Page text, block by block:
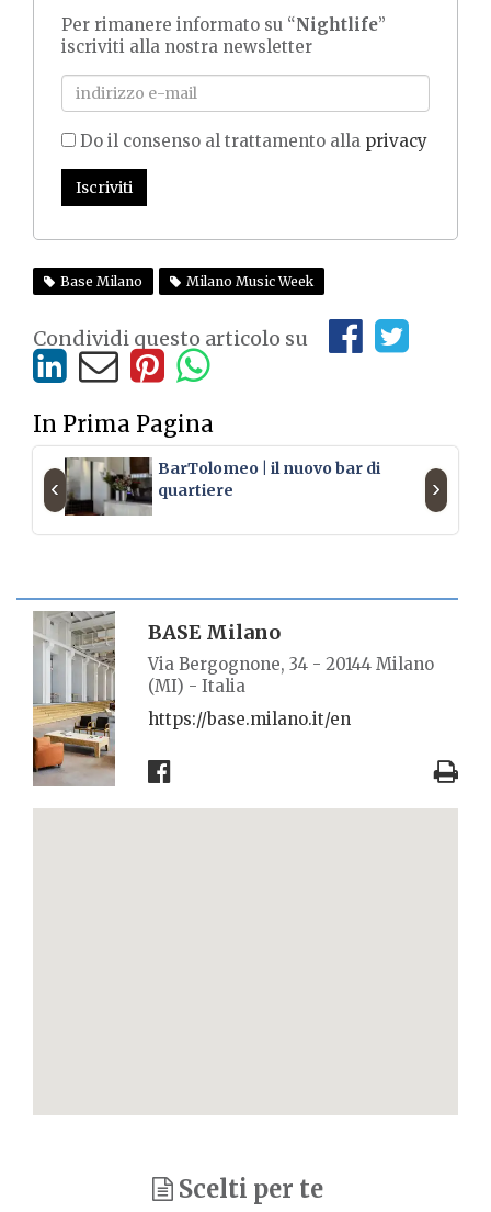
Per rimanere informato su “Nightlife”
iscriviti alla nostra newsletter
Do il consenso al trattamento alla privacy
Iscriviti
Base Milano Milano Music Week
Condividi questo articolo su
In Prima Pagina
BarTolomeo | il nuovo bar di
quartiere
‹ ›
BASE Milano
Via Bergognone, 34 - 20144 Milano
(MI) - Italia
https://base.milano.it/en
Scelti per te